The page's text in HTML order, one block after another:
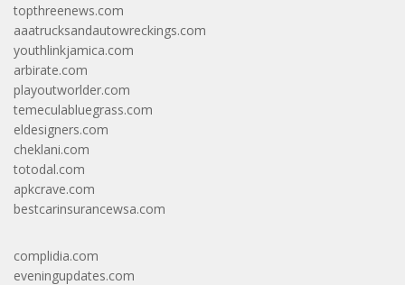
topthreenews.com
aaatrucksandautowreckings.com
youthlinkjamica.com
arbirate.com
playoutworlder.com
temeculabluegrass.com
eldesigners.com
cheklani.com
totodal.com
apkcrave.com
bestcarinsurancewsa.com
complidia.com
eveningupdates.com